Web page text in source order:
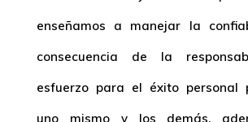
enseñamos a manejar la
consecuencia de la
esfuerzo para el éxito personal
uno mismo y los demás,